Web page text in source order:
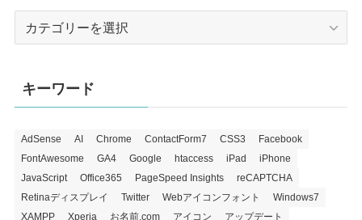
キーワード
AdSense AI Chrome ContactForm7 CSS3
Facebook
FontAwesome
GA4 Google htaccess iPad
iPhone
JavaScript
Office365 PageSpeed Insights
reCAPTCHA
Retinaディスプレイ
Twitter Webアイコンフォント
Windows7
XAMPP
Xperia お名前.com アイコン アップデート